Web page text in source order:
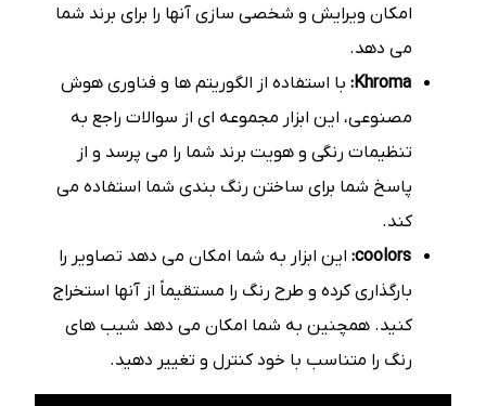
امکان ویرایش و شخصی سازی آنها را برای برند شما
می دهد.
با استفاده از الگوریتم ها و فناوری هوش
مصنوعی، این ابزار مجموعه ای از سوالات راجع به
تنظیمات رنگی و هویت برند شما را می پرسد و از
پاسخ شما برای ساختن رنگ بندی شما استفاده می
کند.
این ابزار به شما امکان می دهد تصاویر را
بارگذاری کرده و طرح رنگ را مستقیماً از آنها استخراج
کنید. همچنین به شما امکان می دهد شیب های
رنگ را متناسب با خود کنترل و تغییر دهید.